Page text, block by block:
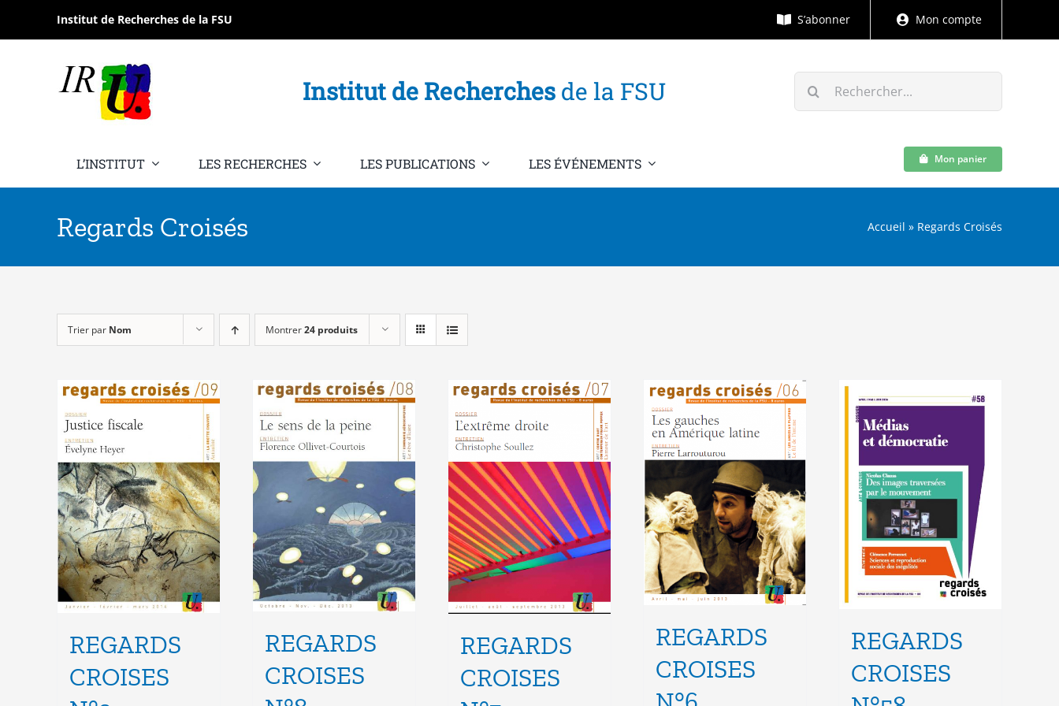
contenu
Institut de Recherches de la FSU S’abonner Mon compte
Institut de Recherchesde la FSU Rechercher:
L’INSTITUT LES RECHERCHES LES PUBLICATIONS LES ÉVÉNEMENTS Mon panier
Regards Croisés Accueil » Regards Croisés
Trier par Nom Montrer24 produits
REGARDS
CROISES
REGARDS
CROISES
REGARDS
CROISES
REGARDS
CROISES
REGARDS
CROISES